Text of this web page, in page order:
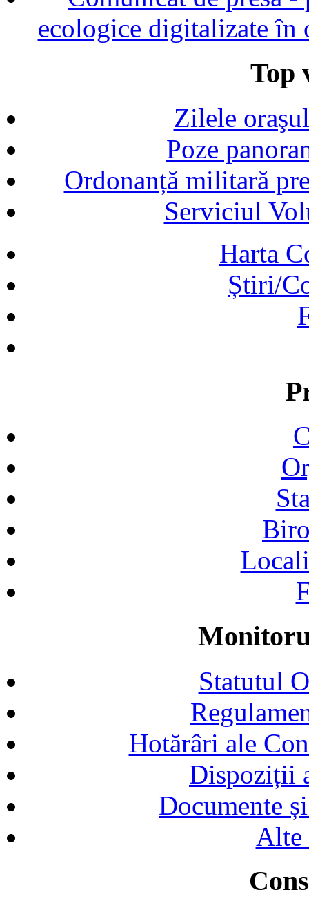
ecologice digitalizate în
Top
Zilele
Poze
Ordonanță militară
Serviciul
Harta
Știri/
Statutul
Hotărâri ale
Dispoziții
Documente
Alte